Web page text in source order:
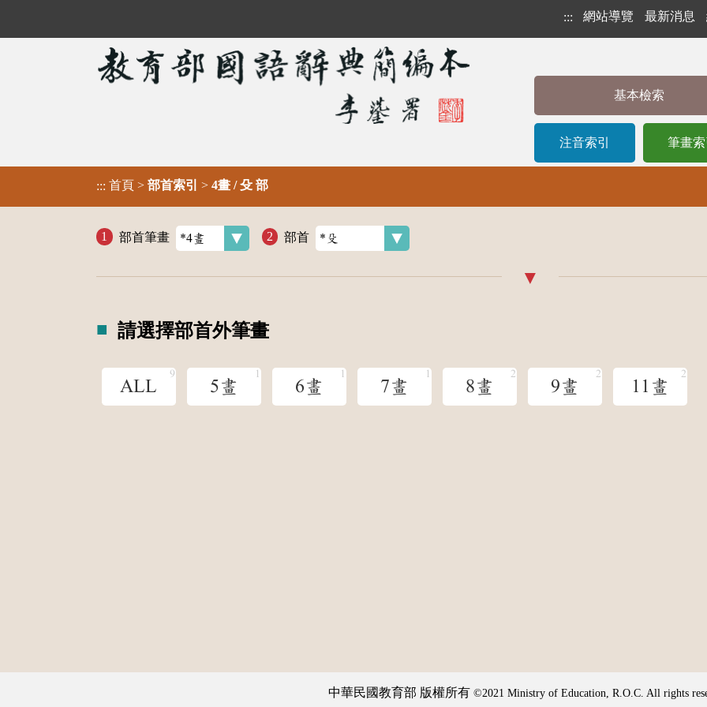
::: 網站導覽 最新消息
基本檢索
注音索引 筆畫索
::: 首頁 > 部首索引 > 4畫 / 殳 部
部首筆畫 部首
請選擇部首外筆畫
ALL 5畫 6畫 7畫 8畫 9畫 11畫
中華民國教育部 版權所有 ©2021 Ministry of Education, R.O.C. All rights